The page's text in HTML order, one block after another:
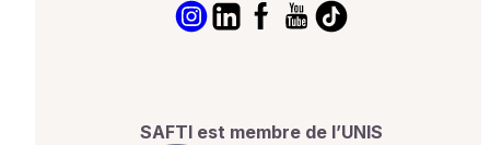
SAFTI est membre de l’UNIS